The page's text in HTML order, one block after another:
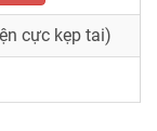
cực kẹp tai)